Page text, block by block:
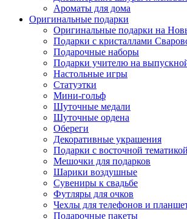
Ароматы для дома
Оригинальные подарки
Оригинальные подарки на
Подарки с кристаллами
Подарочные наборы
Подарки учителю на
Настольные игры
Статуэтки
Мини-гольф
Шуточные медали
Шуточные ордена
Обереги
Декоративные украшения
Подарки с восточной тематикой
Мешочки для подарков
Шарики воздушные
Сувениры к свадьбе
Футляры для очков
Чехлы для телефонов и
Подарочные пакеты